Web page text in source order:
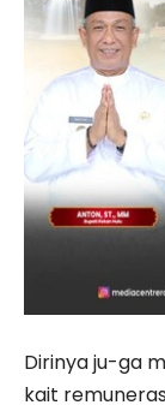
Dirinya ju-ga
kait